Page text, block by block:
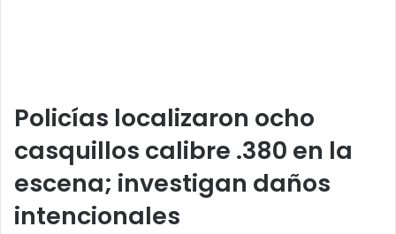
Policías localizaron ocho
casquillos calibre .380 en la
escena; investigan daños
intencionales